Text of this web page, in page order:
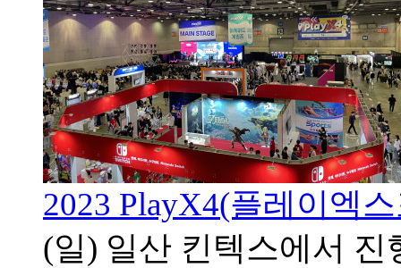
2023 PlayX4(플레이엑
(일) 일산 킨텍스에서 진